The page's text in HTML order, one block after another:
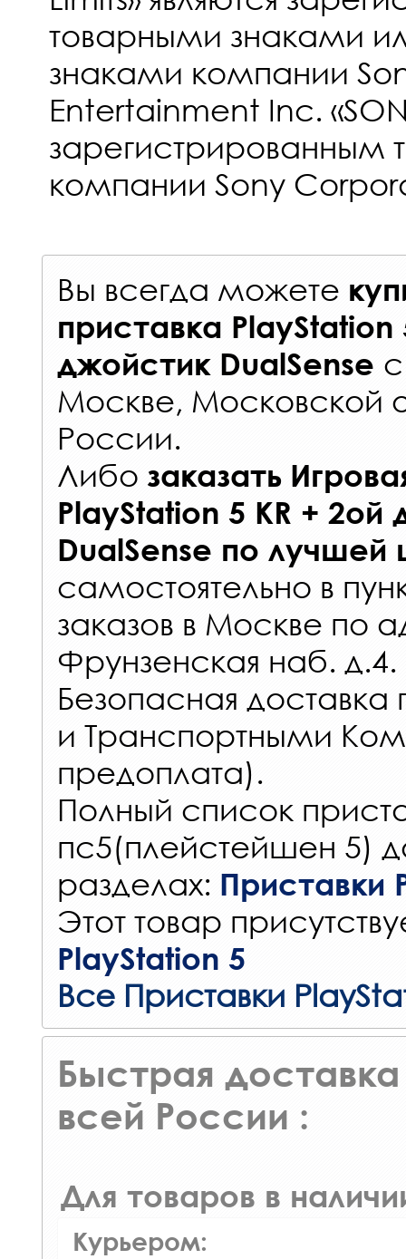
товарными знаками
знаками компании
Entertainment Inc.
зарегистрированным
компании Sony
Вы всегда можете
приставка PlayStation
джойстик DualSense
Москве, Московской
России.
Либо заказать
PlayStation 5 KR + 2ой
DualSense по лучшей
самостоятельно в
заказов в Москве по
Фрунзенская наб. д.4.
Безопасная
и Транспортными
предоплата).
Полный список
пс5(плейстейшен 5)
разделах: Приставки
Этот товар
PlayStation 5
Все Приставки
Быстрая доставка
всей России :
Для товаров в
Курьером: